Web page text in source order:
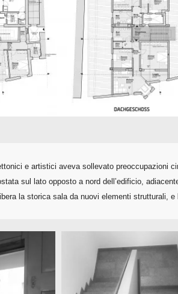
e artistici aveva sollevato preoccupazioni
sul lato opposto a nord dell’edificio,
la storica sala da nuovi elementi strutturali,